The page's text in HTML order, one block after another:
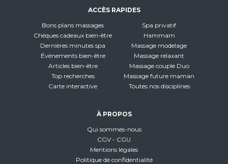
ACCÈS RAPIDES
Bons plans massages
Chèques cadeaux bien-être
Dernières minutes spa
Évènements bien-être
Articles bien-être
Top recherches
Carte interactive
Spa privatif
Hammam
Massage modelage
Massage relaxant
Massage couple Duo
Massage future maman
Toutes nos disciplines
À PROPOS
Qui sommes-nous
CGV - CGU
Mentions légales
Politique de confidentialité